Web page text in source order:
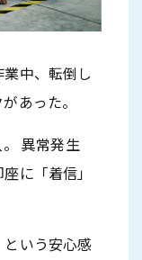
中、転倒し
あった。
異常発生
に「着信」
という安心感